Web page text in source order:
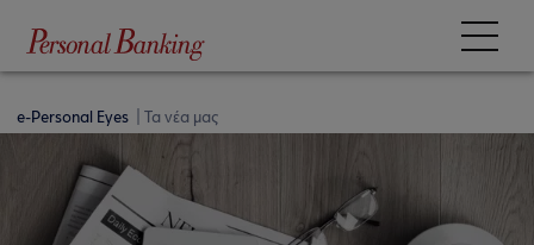
e-Personal Eyes Τα νέα μας